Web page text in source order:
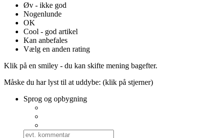
Øv - ikke god
Nogenlunde
OK
Cool - god artikel
Kan anbefales
Vælg en anden rating
Klik på en smiley - du kan skifte mening bagefter.
Måske du har lyst til at uddybe: (klik på stjerner)
Sprog og opbygning